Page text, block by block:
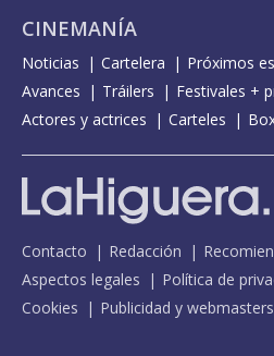
CINEMANÍA
Noticias Cartelera Próximos
Avances
Tráilers
Festivales +
Actores y actrices
Carteles
Contacto Redacción
Aspectos legales
Política de
Cookies
Publicidad y webmasters